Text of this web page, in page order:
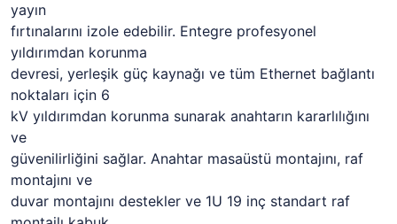
yayın
fırtınalarını izole edebilir. Entegre profesyonel
yıldırımdan korunma
devresi, yerleşik güç kaynağı ve tüm Ethernet bağlantı
noktaları için 6
kV yıldırımdan korunma sunarak anahtarın kararlılığını
ve
güvenilirliğini sağlar. Anahtar masaüstü montajını, raf
montajını ve
duvar montajını destekler ve 1U 19 inç standart raf